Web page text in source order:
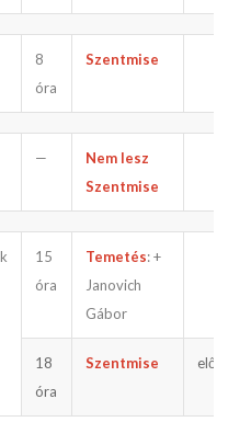
8
óra
Szentmise
—
Nem lesz
Szentmise
15
óra
Temetés: +
Janovich
Gábor
18
óra
Szentmise előtte